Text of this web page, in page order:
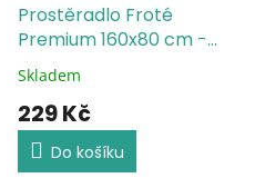
Prostěradlo Froté
Premium 160x80 cm -
barva šedá
Průměrné
hodnocení
produktu
5,0
Skladem
229 Kč
Do košíku